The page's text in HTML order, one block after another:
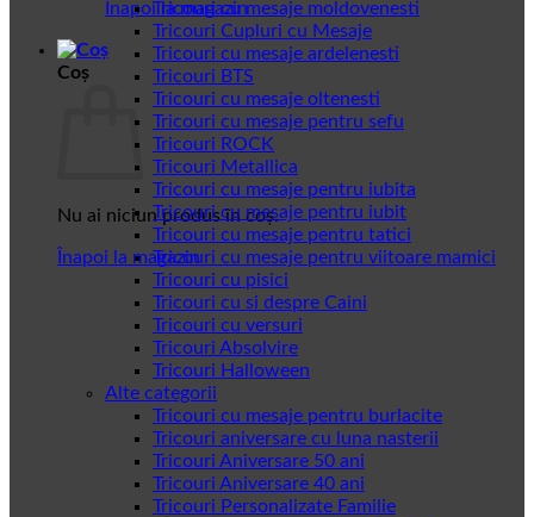
Înapoi la magazin
Coș
Nu ai niciun produs în coș.
Înapoi la magazin
Tricouri cu mesaje moldovenesti
Tricouri Cupluri cu Mesaje
Tricouri cu mesaje ardelenesti
Tricouri BTS
Tricouri cu mesaje oltenesti
Tricouri cu mesaje pentru sefu
Tricouri ROCK
Tricouri Metallica
Tricouri cu mesaje pentru iubita
Tricouri cu mesaje pentru iubit
Tricouri cu mesaje pentru tatici
Tricouri cu mesaje pentru viitoare mamici
Tricouri cu pisici
Tricouri cu si despre Caini
Tricouri cu versuri
Tricouri Absolvire
Tricouri Halloween
Alte categorii
Tricouri cu mesaje pentru burlacite
Tricouri aniversare cu luna nasterii
Tricouri Aniversare 50 ani
Tricouri Aniversare 40 ani
Tricouri Personalizate Familie